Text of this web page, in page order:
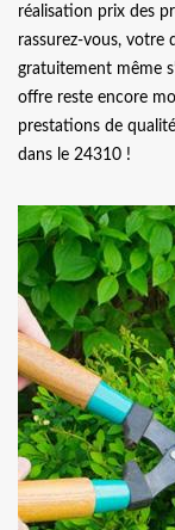
réalisation prix des
rassurez-vous, votre
gratuitement même
offre reste encore
prestations de
dans le 24310 !